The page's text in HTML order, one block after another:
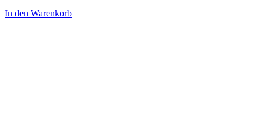
In den Warenkorb